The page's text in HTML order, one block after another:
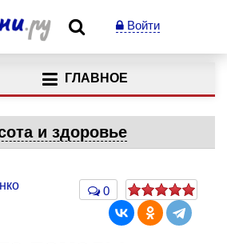
Войти
ГЛАВНОЕ
и здоровье
0